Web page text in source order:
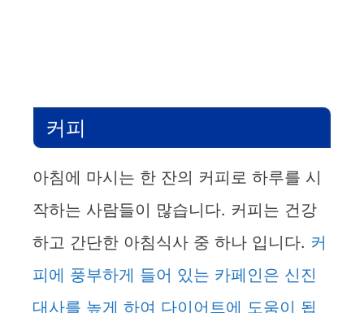
커피
아침에 마시는 한 잔의 커피로 하루를 시
작하는 사람들이 많습니다. 커피는 건강
하고 간단한 아침식사 중 하나 입니다. 커
피에 풍부하게 들어 있는 카페인은 신진
대사를 높게 하여 다이어트에 도움이 됩